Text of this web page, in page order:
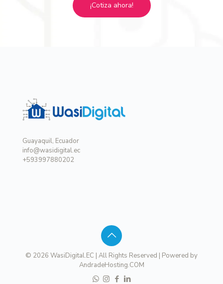
¡Cotiza ahora!
Guayaquil, Ecuador
info@wasidigital.ec
+593997880202
© 2026 WasiDigital.EC | All Rights Reserved | Powered by
AndradeHosting.COM